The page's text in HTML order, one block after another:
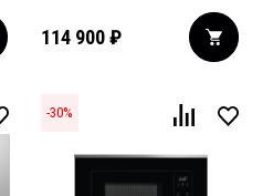
114 900 ₽
-30%